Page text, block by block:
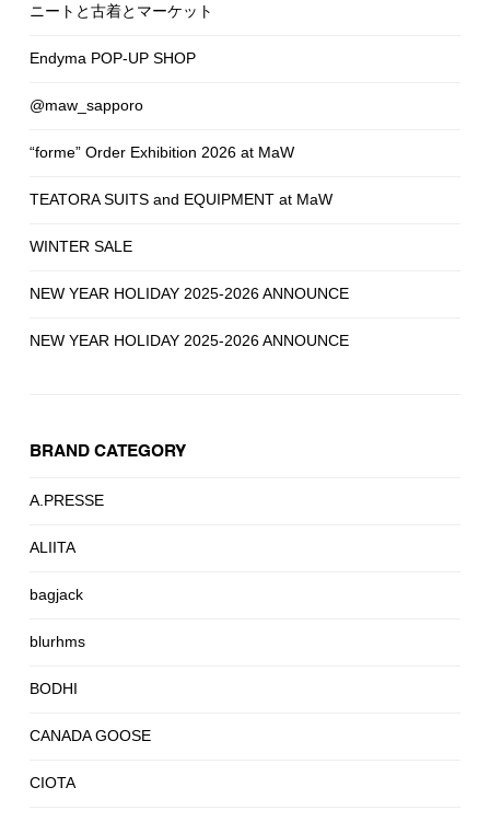
ニートと古着とマーケット
Endyma POP-UP SHOP
@maw_sapporo
“forme” Order Exhibition 2026 at MaW
TEATORA SUITS and EQUIPMENT at MaW
WINTER SALE
NEW YEAR HOLIDAY 2025-2026 ANNOUNCE
NEW YEAR HOLIDAY 2025-2026 ANNOUNCE
BRAND CATEGORY
A.PRESSE
ALIITA
bagjack
blurhms
BODHI
CANADA GOOSE
CIOTA